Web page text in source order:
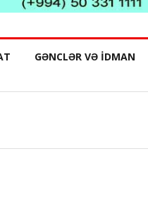
GƏNCLƏR VƏ İDMAN